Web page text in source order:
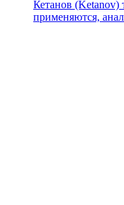
Кетанов (Ketanov)
применяются,